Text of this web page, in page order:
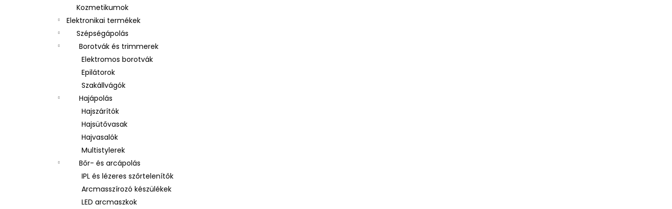
Kozmetikumok
Elektronikai termékek
Szépségápolás
Borotvák és trimmerek
Elektromos borotvák
Epilátorok
Szakállvágók
Hajápolás
Hajszárítók
Hajsütővasak
Hajvasalók
Multistylerek
Bőr- és arcápolás
IPL és lézeres szőrtelenítők
Arcmasszírozó készülékek
LED arcmaszkok